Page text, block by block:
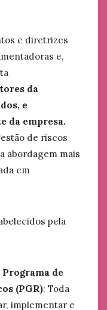
e diretrizes
e,
da
e
da empresa.
de riscos
abordagem mais
em
pela
de
(PGR): Toda
implementar e